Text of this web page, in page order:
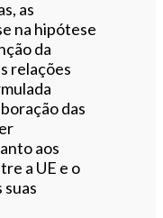
as
na hipótese
da
relações
das
aos
a UE e o